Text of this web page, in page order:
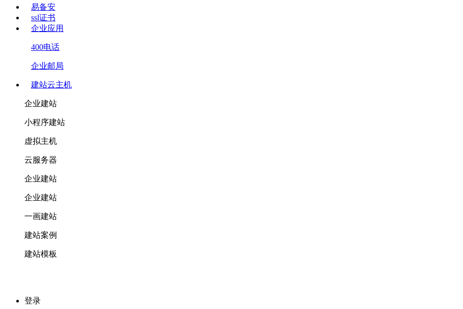
易备安
ssl证书
企业应用
400电话
企业邮局
建站云主机
企业建站
小程序建站
虚拟主机
云服务器
企业建站
企业建站
一画建站
建站案例
建站模板
登录